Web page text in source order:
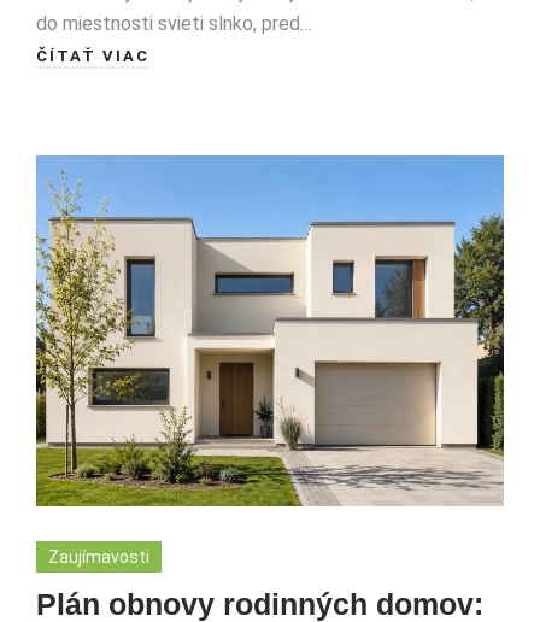
do miestnosti svieti slnko, pred…
ČÍTAŤ VIAC
Zaujímavosti
Plán obnovy rodinných domov: